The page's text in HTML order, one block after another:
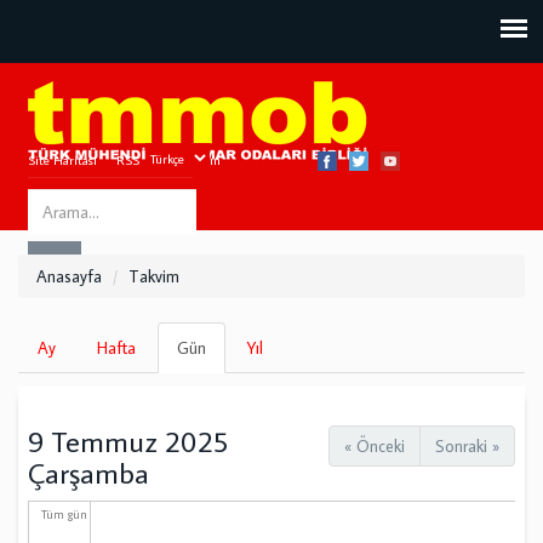
Site Haritası RSS Bize Ulaşın
Search
this
Anasayfa Takvim
Birincil
sekmeler
Ay Hafta Gün
sekme)
Yıl
« Önceki Sonraki »
9 Temmuz 2025
Çarşamba
Tüm gün